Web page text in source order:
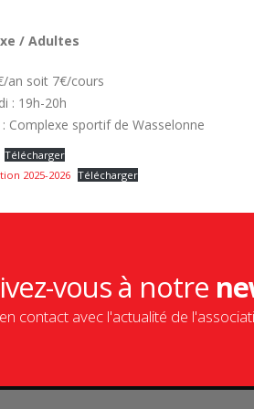
/ Adultes
an soit 7€/cours
: 19h-20h
: Complexe sportif de Wasselonne
Télécharger
2025-2026 Télécharger
vous à notre
contact avec l'actualité de